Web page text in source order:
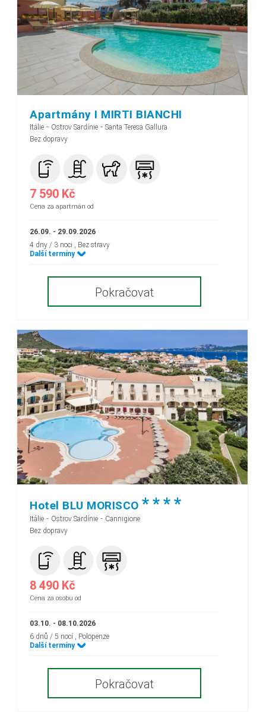
Apartmány I MIRTI BIANCHI
Itálie - Ostrov Sardínie - Santa Teresa Gallura
Bez dopravy
7 590 Kč
Cena za apartmán od
26.09. - 29.09.2026
4 dny / 3 noci
, Bez stravy
Další termíny
Pokračovat
Hotel BLU MORISCO ****
Itálie - Ostrov Sardínie - Cannigione
Bez dopravy
8 490 Kč
Cena za osobu od
03.10. - 08.10.2026
6 dnů / 5 nocí , Polopenze
Další termíny
Pokračovat